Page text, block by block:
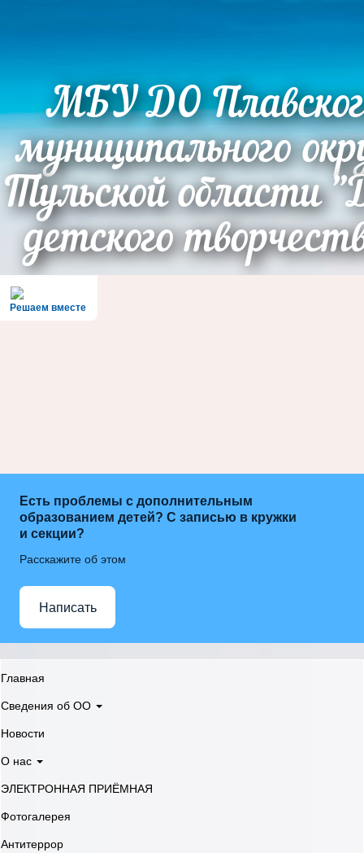
МБУ ДО
муниципального
Тульской области
детского
Решаем вместе
Есть проблемы с дополнительным
образованием детей? С записью в кружки
и секции?
Расскажите об этом
Написать
Главная
Сведения об ОО
Новости
О нас
ЭЛЕКТРОННАЯ ПРИЁМНАЯ
Фотогалерея
Антитеррор